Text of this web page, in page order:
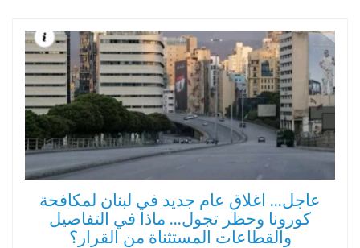
عاجل... اغلاق عام جديد في لبنان لمكافحة
كورونا وحظر تجول... ماذا في التفاصيل
والقطاعات المستثناة من القرار؟